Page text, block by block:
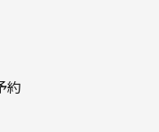
約